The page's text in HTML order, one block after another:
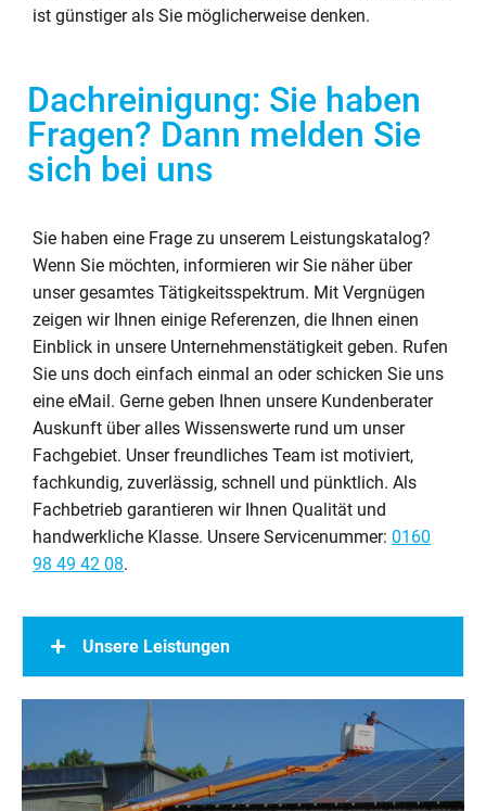
ist günstiger als Sie möglicherweise denken.
Dachreinigung: Sie haben
Fragen? Dann melden Sie
sich bei uns
Sie haben eine Frage zu unserem Leistungskatalog?
Wenn Sie möchten, informieren wir Sie näher über
unser gesamtes Tätigkeitsspektrum. Mit Vergnügen
zeigen wir Ihnen einige Referenzen, die Ihnen einen
Einblick in unsere Unternehmenstätigkeit geben. Rufen
Sie uns doch einfach einmal an oder schicken Sie uns
eine eMail. Gerne geben Ihnen unsere Kundenberater
Auskunft über alles Wissenswerte rund um unser
Fachgebiet. Unser freundliches Team ist motiviert,
fachkundig, zuverlässig, schnell und pünktlich. Als
Fachbetrieb garantieren wir Ihnen Qualität und
handwerkliche Klasse. Unsere Servicenummer: 0160
98 49 42 08.
Unsere Leistungen